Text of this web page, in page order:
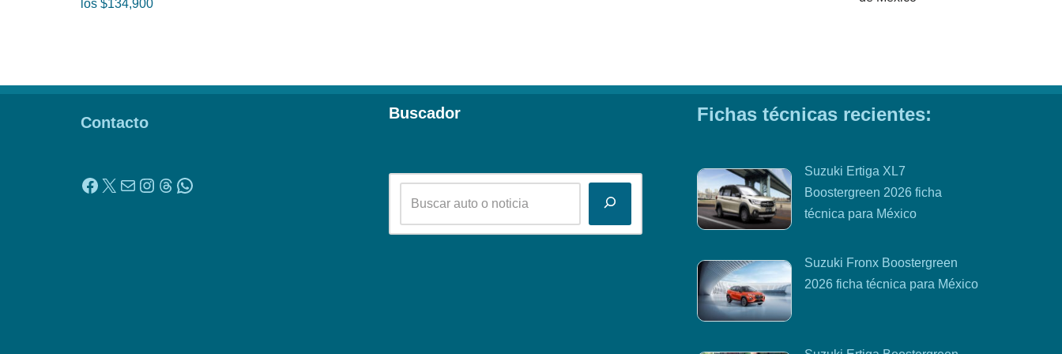
los $134,900
Contacto
Buscador Fichas técnicas recientes:
Suzuki Ertiga XL7
Boostergreen 2026 ficha
técnica para México
Suzuki Fronx Boostergreen
2026 ficha técnica para México